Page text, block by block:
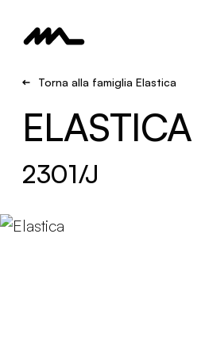
Torna alla famiglia Elastica
ELASTICA
2301/J